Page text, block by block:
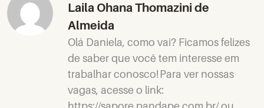
Laila Ohana Thomazini de
Almeida
Olá Daniela, como vai? Ficamos felizes
de saber que você tem interesse em
trabalhar conosco! Para ver nossas
vagas, acesse o link: